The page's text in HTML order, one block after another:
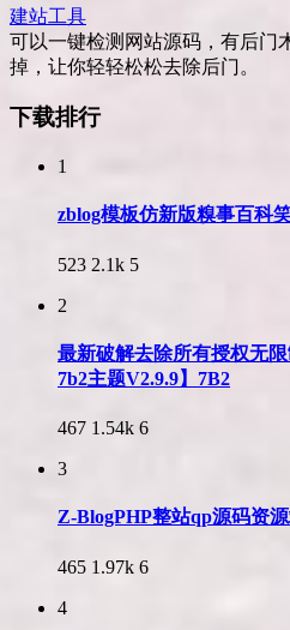
建站工具
可以一键检测网站源码，有后门
掉，让你轻轻松松去除后门。
下载排行
1
zblog模板仿新版糗事百科
523 2.1k 5
2
最新破解去除所有授权无
7b2主题V2.9.9】7B2
467 1.54k 6
3
Z-BlogPHP整站qp源码资
465 1.97k 6
4